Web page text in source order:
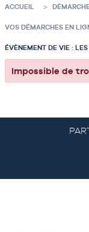
ACCUEIL
VOS DÉMARCHES EN
ÉVÈNEMENT DE VIE :
Impossible de